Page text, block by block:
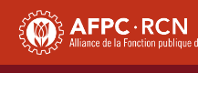
Skip
content